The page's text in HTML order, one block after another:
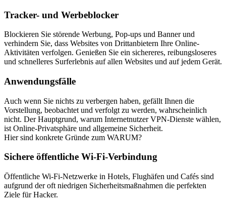
Tracker- und Werbeblocker
Blockieren Sie störende Werbung, Pop-ups und Banner und
verhindern Sie, dass Websites von Drittanbietern Ihre Online-
Aktivitäten verfolgen. Genießen Sie ein sichereres, reibungsloseres
und schnelleres Surferlebnis auf allen Websites und auf jedem Gerät.
Anwendungsfälle
Auch wenn Sie nichts zu verbergen haben, gefällt Ihnen die
Vorstellung, beobachtet und verfolgt zu werden, wahrscheinlich
nicht. Der Hauptgrund, warum Internetnutzer VPN-Dienste wählen,
ist Online-Privatsphäre und allgemeine Sicherheit.
Hier sind konkrete Gründe zum WARUM?
Sichere öffentliche Wi-Fi-Verbindung
Öffentliche Wi-Fi-Netzwerke in Hotels, Flughäfen und Cafés sind
aufgrund der oft niedrigen Sicherheitsmaßnahmen die perfekten
Ziele für Hacker.